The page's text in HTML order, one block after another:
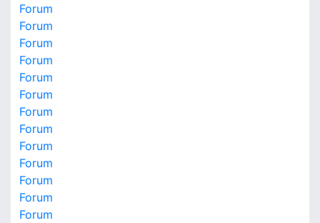
Forum
Forum
Forum
Forum
Forum
Forum
Forum
Forum
Forum
Forum
Forum
Forum
Forum